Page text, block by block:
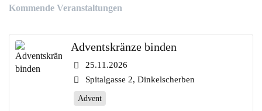
Kommende Veranstaltungen
Adventskränze binden
25.11.2026
Spitalgasse 2, Dinkelscherben
Advent